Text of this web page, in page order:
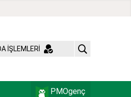
İŞLEMLERİ
PMOgenç